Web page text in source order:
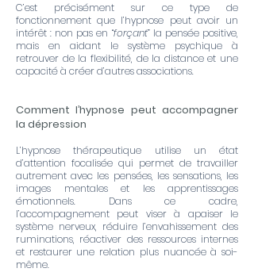
C’est précisément sur ce type de
fonctionnement que l’hypnose peut avoir un
intérêt : non pas en “forçant” la pensée positive,
mais en aidant le système psychique à
retrouver de la flexibilité, de la distance et une
capacité à créer d’autres associations.
Comment l’hypnose peut accompagner
la dépression
L’hypnose thérapeutique utilise un état
d’attention focalisée qui permet de travailler
autrement avec les pensées, les sensations, les
images mentales et les apprentissages
émotionnels. Dans ce cadre,
l’accompagnement peut viser à apaiser le
système nerveux, réduire l’envahissement des
ruminations, réactiver des ressources internes
et restaurer une relation plus nuancée à soi-
même.